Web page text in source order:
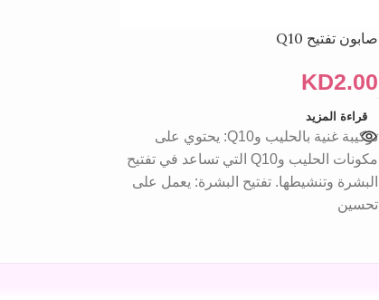
صابون تفتيح Q10
KD2.00
قراءة المزيد
تركيبة غنية بالحليب وQ10: يحتوي على
مكونات الحليب وQ10 التي تساعد في تفتيح
البشرة وتنشيطها. تفتيح البشرة: يعمل على
تحسين